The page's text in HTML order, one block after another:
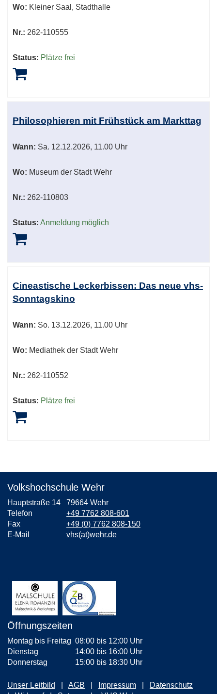
Wo: Kleiner Saal, Stadthalle
Nr.: 262-110555
Status: Plätze frei
Philosophieren mit Frühstück am Markttag
Wann: Sa. 12.12.2026, 11.00 Uhr
Wo: Museum der Stadt Wehr
Nr.: 262-110803
Status: Anmeldung möglich
Cineastische Leckerbissen: Das neue vhs-
Sonntagskino
Wann: So. 13.12.2026, 11.00 Uhr
Wo: Mediathek der Stadt Wehr
Nr.: 262-110552
Status: Plätze frei
Volkshochschule Wehr
Hauptstraße 14 79664 Wehr
Telefon
+49 7762 808-601
Fax
+49 (0) 7762 808-150
E-Mail
vhs(at)wehr.de
Öffnungszeiten
Montag bis Freitag 08:00 bis 12:00 Uhr
Dienstag
14:00 bis 16:00 Uhr
Donnerstag
15:00 bis 18:30 Uhr
Unser Leitbild AGB Impressum
Datenschutz